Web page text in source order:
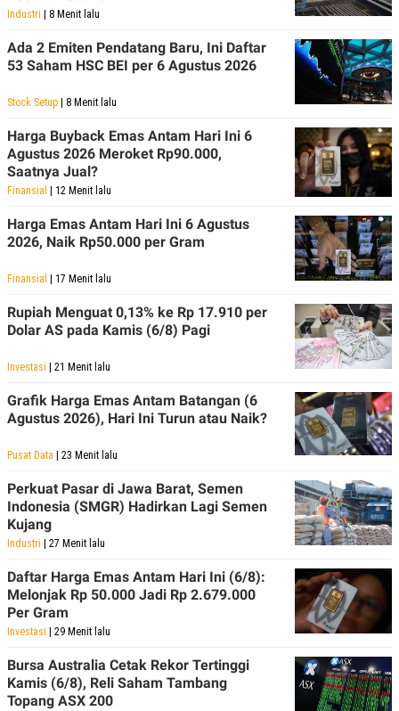
Industri | 8 Menit lalu
Ada 2 Emiten Pendatang Baru, Ini Daftar
53 Saham HSC BEI per 6 Agustus 2026
Stock Setup | 8 Menit lalu
Harga Buyback Emas Antam Hari Ini 6
Agustus 2026 Meroket Rp90.000,
Saatnya Jual?
Finansial | 12 Menit lalu
Harga Emas Antam Hari Ini 6 Agustus
2026, Naik Rp50.000 per Gram
Finansial | 17 Menit lalu
Rupiah Menguat 0,13% ke Rp 17.910 per
Dolar AS pada Kamis (6/8) Pagi
Investasi | 21 Menit lalu
Grafik Harga Emas Antam Batangan (6
Agustus 2026), Hari Ini Turun atau Naik?
Pusat Data | 23 Menit lalu
Perkuat Pasar di Jawa Barat, Semen
Indonesia (SMGR) Hadirkan Lagi Semen
Kujang
Industri | 27 Menit lalu
Daftar Harga Emas Antam Hari Ini (6/8):
Melonjak Rp 50.000 Jadi Rp 2.679.000
Per Gram
Investasi | 29 Menit lalu
Bursa Australia Cetak Rekor Tertinggi
Kamis (6/8), Reli Saham Tambang
Topang ASX 200